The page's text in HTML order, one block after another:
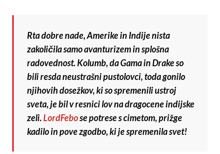
Rta dobre nade, Amerike in Indije nista
zakoličila samo avanturizem in splošna
radovednost. Kolumb, da Gama in Drake so
bili resda neustrašni pustolovci, toda gonilo
njihovih dosežkov, ki so spremenili ustroj
sveta, je bil v resnici lov na dragocene indijske
zeli.LordFebose potrese s cimetom, prižge
kadilo in pove zgodbo, ki je spremenila svet!